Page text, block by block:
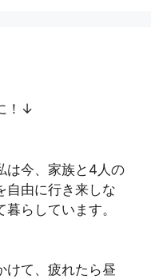
！↓
は今、家族と4人の
自由に行き来しな
らしています。
けて、疲れたら昼